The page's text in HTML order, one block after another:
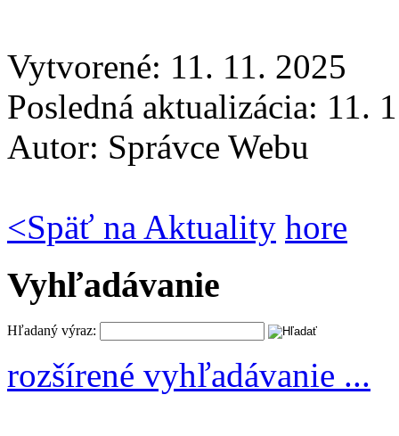
Vytvorené: 11. 11. 2025
Posledná aktualizácia: 11.
Autor: Správce Webu
<Späť na Aktuality hore
Vyhľadávanie
Hľadaný výraz:
rozšírené vyhľadávanie ...